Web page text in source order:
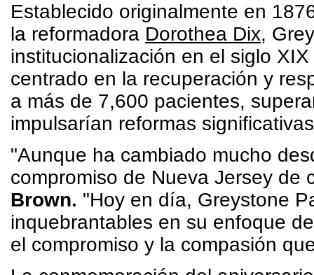
Establecido originalmente en
la reformadora Dorothea Dix,
institucionalización en el siglo
centrado en la recuperación y
a más de 7,600 pacientes,
impulsarían reformas
"Aunque ha cambiado mucho
compromiso de Nueva Jersey
Brown. "Hoy en día, Greystone
inquebrantables en su enfoque
el compromiso y la compasión